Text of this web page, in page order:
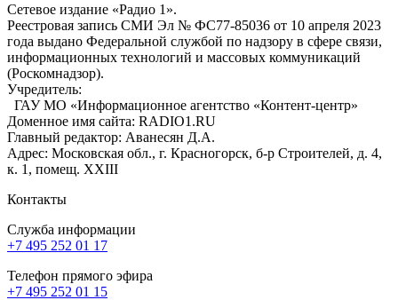
Сетевое издание «Радио 1».
Реестровая запись СМИ Эл № ФС77-85036 от 10 апреля 2023
года выдано Федеральной службой по надзору в сфере связи,
информационных технологий и массовых коммуникаций
(Роскомнадзор).
Учредитель:
ГАУ МО «Информационное агентство «Контент-центр»
Доменное имя сайта: RADIO1.RU
Главный редактор: Аванесян Д.А.
Адрес: Московская обл., г. Красногорск, б-р Строителей, д. 4,
к. 1, помещ. XXIII
Контакты
Служба информации
+7 495 252 01 17
Телефон прямого эфира
+7 495 252 01 15